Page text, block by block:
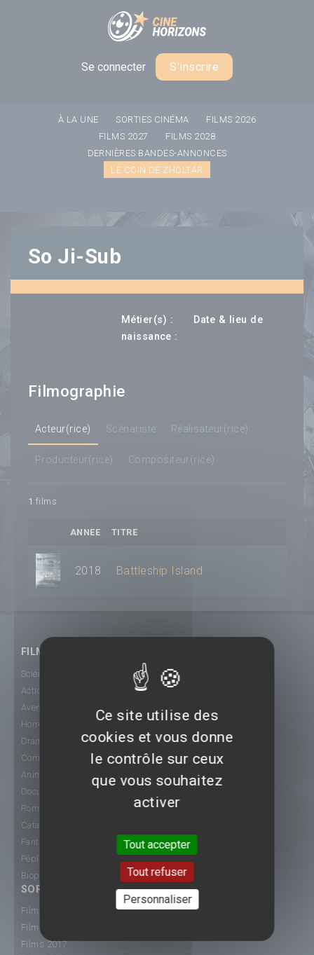
Se connecter S'inscrire
À LA UNE SORTIES CINÉMA
FILMS 2026
FILMS 2027
FILMS 2028
DERNIÈRES BANDES-ANNONCES
LE COIN DE ZHOLTAR
So Ji-Sub
Métier(s) :
Date & lieu de
naissance :
Filmographie
Acteur(rice) Scénariste Réalisateur(rice)
Producteur(rice) Compositeur(rice)
1 films
ANNEE TITRE
2018 Battleship Island
FILMS
Science-Fiction
Action
Aventure
Horreur
Drame
Comédie
Animation
Documentaire
Romance
Catastrophe
Fantastique
Péplum
Biopic
SORTIE CINÉ
Films 2015
Films 2016
Films 2017
Panneau de gestion des cookies
Ce site utilise des
cookies et vous donne
le contrôle sur ceux
que vous souhaitez
activer
Tout accepter
Tout refuser
Personnaliser